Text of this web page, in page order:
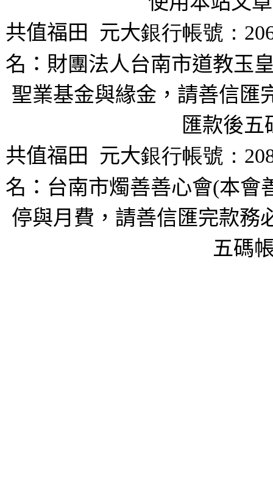
共值福田
元大銀行帳號：
名：財團法人台南市道教玉
聖業基金與緣金，請善信匯
匯款後五
共值福田
元大銀行帳號：
名：台南市燭善善心會(本會
停與月費，請善信匯完款務
五碼